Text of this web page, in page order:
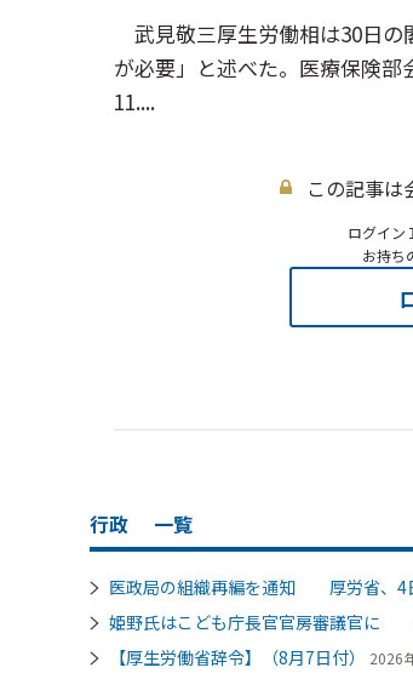
武見敬三厚生労働相は30日の
が必要」と述べた。医療保険
11....
この記事は
ログイン
お持ち
行政 一覧
医政局の組織再編を通知 厚労省、4
姫野氏はこども庁長官官房審議官に
【厚生労働省辞令】（8月7日付） 2026